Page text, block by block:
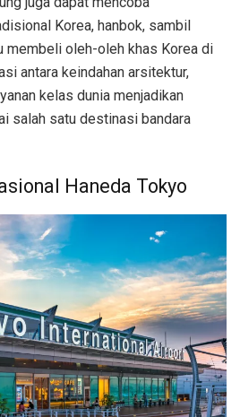
Korea, hanbok, sambil
membeli oleh-oleh khas Korea di
antara keindahan arsitektur,
kelas dunia menjadikan
salah satu destinasi bandara
Haneda Tokyo